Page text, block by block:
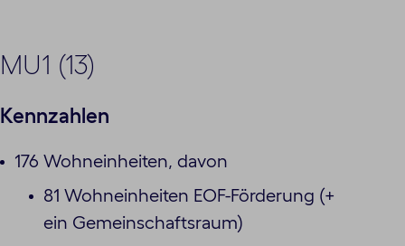
MU1 (13)
Kennzahlen
176 Wohneinheiten, davon
81 Wohneinheiten EOF-Förderung (+
ein Gemeinschaftsraum)